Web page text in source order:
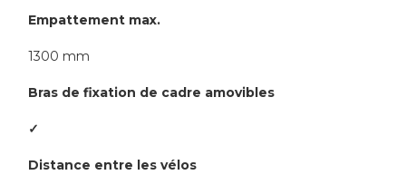
Empattement max.
1300 mm
Bras de fixation de cadre amovibles
✓
Distance entre les vélos